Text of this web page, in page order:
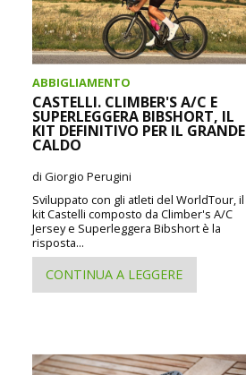
ABBIGLIAMENTO
CASTELLI. CLIMBER'S A/C E
SUPERLEGGERA BIBSHORT, IL
KIT DEFINITIVO PER IL GRANDE
CALDO
di Giorgio Perugini
Sviluppato con gli atleti del WorldTour, il
kit Castelli composto da Climber's A/C
Jersey e Superleggera Bibshort è la
risposta...
CONTINUA A LEGGERE